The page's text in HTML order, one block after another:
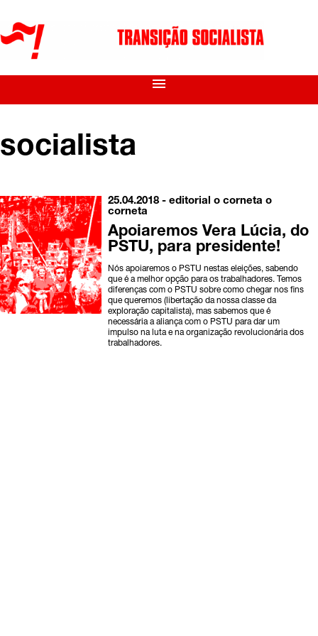
menu
socialista
25.04.2018 -editorial o corneta o
corneta
Apoiaremos Vera Lúcia, do
PSTU, para presidente!
Nós apoiaremos o PSTU nestas eleições, sabendo
que é a melhor opção para os trabalhadores. Temos
diferenças com o PSTU sobre como chegar nos fins
que queremos (libertação da nossa classe da
exploração capitalista), mas sabemos que é
necessária a aliança com o PSTU para dar um
impulso na luta e na organização revolucionária dos
trabalhadores.